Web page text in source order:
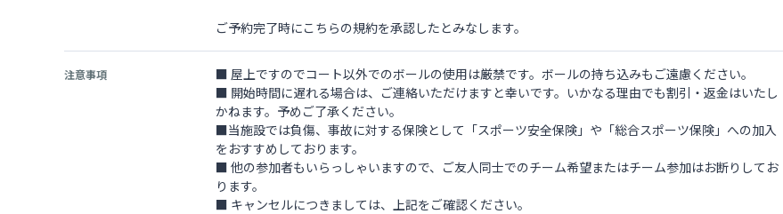
ご予約完了時にこちらの規約を承認したとみなします。
注意事項
■ 屋上ですのでコート以外でのボールの使用は厳禁です。ボールの持ち込みもご遠慮ください。
■ 開始時間に遅れる場合は、ご連絡いただけますと幸いです。いかなる理由でも割引・返金はいたし
かねます。予めご了承ください。
■当施設では負傷、事故に対する保険として「スポーツ安全保険」や「総合スポーツ保険」への加入
をおすすめしております。
■ 他の参加者もいらっしゃいますので、ご友人同士でのチーム希望またはチーム参加はお断りしてお
ります。
■ キャンセルにつきましては、上記をご確認ください。